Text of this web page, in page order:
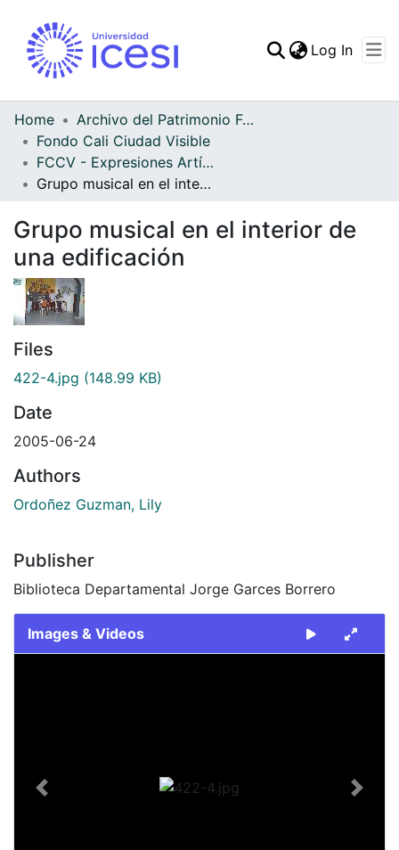
Log In
Home
Archivo del Patrimonio Fotográfico y Fílmico del Valle del Cauca
Fondo Cali Ciudad Visible
FCCV - Expresiones Artísticas - Patrimonial
Grupo musical en el interior de una edificación
Grupo musical en el interior de
una edificación
Files
422-4.jpg (148.99 KB)
Date
2005-06-24
Authors
Ordoñez Guzman, Lily
Publisher
Biblioteca Departamental Jorge Garces Borrero
Images & Videos
Previous Next